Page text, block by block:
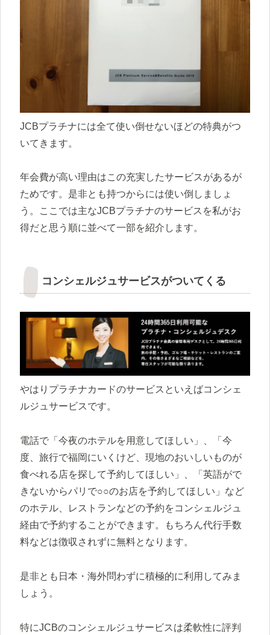
JCBプラチナには全て使い倒せないほどの特典がつ
いてきます。
年会費が高い理由はこの充実したサービスがあるが
ためです。是非とも持つからには使い倒しましょ
う。ここでは主なJCBプラチナのサービスを私がお
得だと思う順に並べて一部を紹介します。
コンシェルジュサービスがついてくる
やはりプラチナカードのサービスといえばコンシェ
ルジュサービスです。
電話で「今夜のホテルを用意してほしい」、「今
度、旅行で福岡にいくけど、現地のおいしいものが
食べれる店を探して予約してほしい」、「英語がで
きないからパリで○○のお店を予約してほしい」など
のホテル、レストランなどの予約をコンシェルジュ
経由で予約することができます。もちろん代行手数
料などは徴収されずに無料となります。
是非とも日本・海外問わずに積極的に利用してみま
しょう。
特にJCBのコンシェルジュサービスは柔軟性に評判